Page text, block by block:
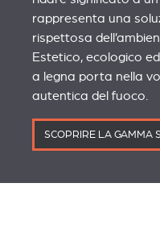
rappresenta una
rispettosa
Estetico, ecologico
a legna porta nella
autentica del fuoco.
SCOPRIRE LA GAMMA